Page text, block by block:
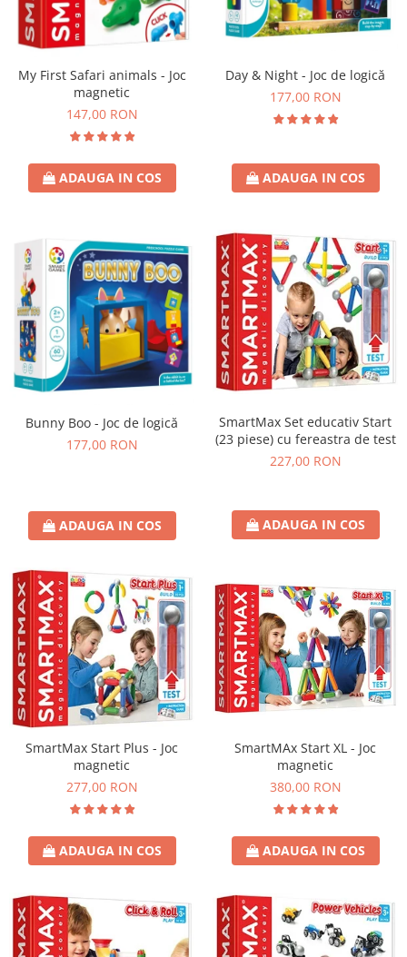
My First Safari animals - Joc
magnetic
147,00 RON
ADAUGA IN COS
Day & Night - Joc de logică
177,00 RON
ADAUGA IN COS
Bunny Boo - Joc de logică
177,00 RON
ADAUGA IN COS
SmartMax Set educativ Start
(23 piese) cu fereastra de test
227,00 RON
ADAUGA IN COS
SmartMax Start Plus - Joc
magnetic
277,00 RON
ADAUGA IN COS
SmartMAx Start XL - Joc
magnetic
380,00 RON
ADAUGA IN COS